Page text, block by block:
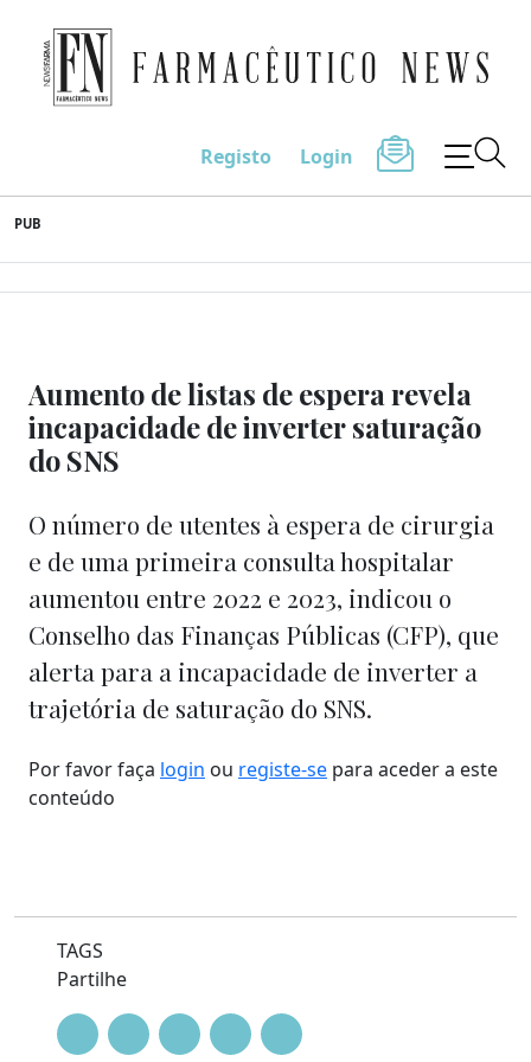
to
content
Farmacêutico News
Registo Login
PUB
Aumento de listas de espera revela
incapacidade de inverter saturação
do SNS
O número de utentes à espera de cirurgia
e de uma primeira consulta hospitalar
aumentou entre 2022 e 2023, indicou o
Conselho das Finanças Públicas (CFP), que
alerta para a incapacidade de inverter a
trajetória de saturação do SNS.
Por favor faça login ou registe-se para aceder a este
conteúdo
TAGS
Partilhe